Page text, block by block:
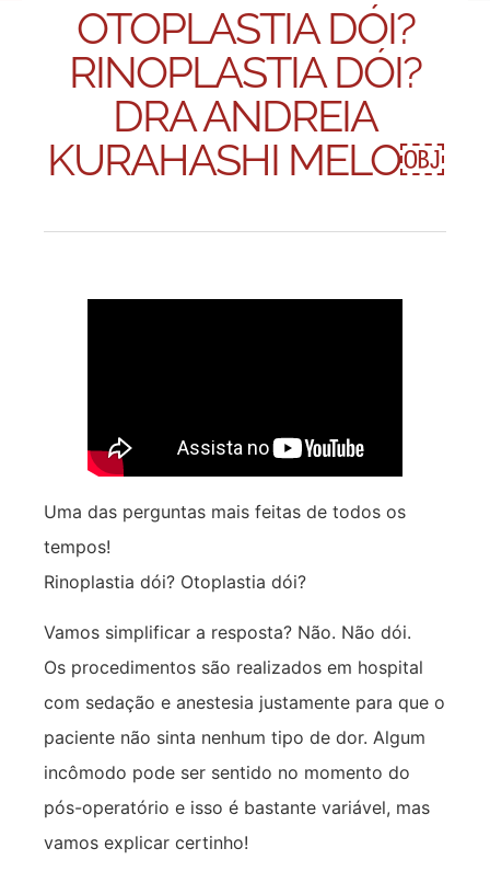
OTOPLASTIA DÓI?
RINOPLASTIA DÓI?
DRA ANDREIA
KURAHASHI MELO￼
Uma das perguntas mais feitas de todos os
tempos!
Rinoplastia dói? Otoplastia dói?
Vamos simplificar a resposta? Não. Não dói.
Os procedimentos são realizados em hospital
com sedação e anestesia justamente para que o
paciente não sinta nenhum tipo de dor. Algum
incômodo pode ser sentido no momento do
pós-operatório e isso é bastante variável, mas
vamos explicar certinho!